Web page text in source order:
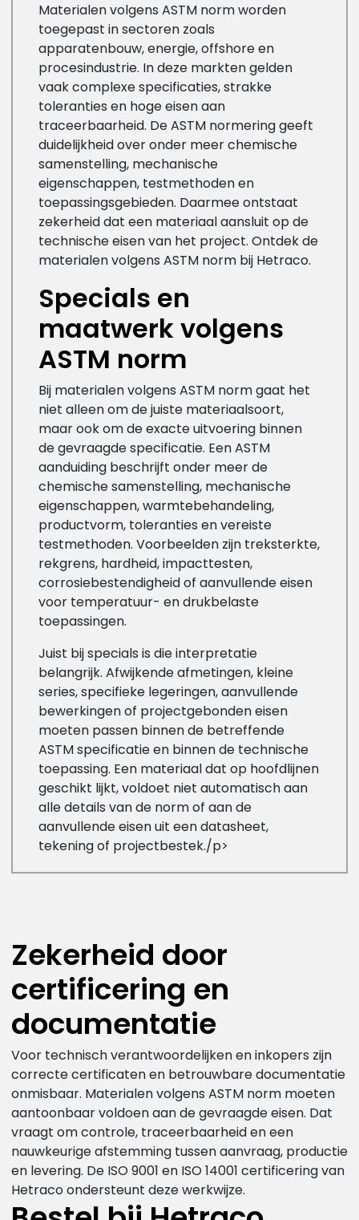
Materialen volgens ASTM norm worden
toegepast in sectoren zoals
apparatenbouw, energie, offshore en
procesindustrie. In deze markten gelden
vaak complexe specificaties, strakke
toleranties en hoge eisen aan
traceerbaarheid. De ASTM normering geeft
duidelijkheid over onder meer chemische
samenstelling, mechanische
eigenschappen, testmethoden en
toepassingsgebieden. Daarmee ontstaat
zekerheid dat een materiaal aansluit op de
technische eisen van het project. Ontdek de
materialen volgens ASTM norm bij Hetraco.
Specials en
maatwerk volgens
ASTM norm
Bij materialen volgens ASTM norm gaat het
niet alleen om de juiste materiaalsoort,
maar ook om de exacte uitvoering binnen
de gevraagde specificatie. Een ASTM
aanduiding beschrijft onder meer de
chemische samenstelling, mechanische
eigenschappen, warmtebehandeling,
productvorm, toleranties en vereiste
testmethoden. Voorbeelden zijn treksterkte,
rekgrens, hardheid, impacttesten,
corrosiebestendigheid of aanvullende eisen
voor temperatuur- en drukbelaste
toepassingen.
Juist bij specials is die interpretatie
belangrijk. Afwijkende afmetingen, kleine
series, specifieke legeringen, aanvullende
bewerkingen of projectgebonden eisen
moeten passen binnen de betreffende
ASTM specificatie en binnen de technische
toepassing. Een materiaal dat op hoofdlijnen
geschikt lijkt, voldoet niet automatisch aan
alle details van de norm of aan de
aanvullende eisen uit een datasheet,
tekening of projectbestek./p>
Zekerheid door
certificering en
documentatie
Voor technisch verantwoordelijken en inkopers zijn
correcte certificaten en betrouwbare documentatie
onmisbaar. Materialen volgens ASTM norm moeten
aantoonbaar voldoen aan de gevraagde eisen. Dat
vraagt om controle, traceerbaarheid en een
nauwkeurige afstemming tussen aanvraag, productie
en levering. De ISO 9001 en ISO 14001 certificering van
Hetraco ondersteunt deze werkwijze.